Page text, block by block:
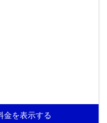
金を表示する